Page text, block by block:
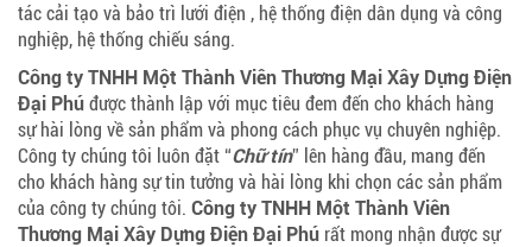
tác cải tạo và bảo trì lưới điện , hệ thống điện dân dụng và công
nghiệp, hệ thống chiếu sáng.
Công ty TNHH Một Thành Viên Thương Mại Xây Dựng Điện
Đại Phú được thành lập với mục tiêu đem đến cho khách hàng
sự hài lòng về sản phẩm và phong cách phục vụ chuyên nghiệp.
Công ty chúng tôi luôn đặt “Chữ tín” lên hàng đầu, mang đến
cho khách hàng sự tin tưởng và hài lòng khi chọn các sản phẩm
của công ty chúng tôi. Công ty TNHH Một Thành Viên
Thương Mại Xây Dựng Điện Đại Phú rất mong nhận được sự